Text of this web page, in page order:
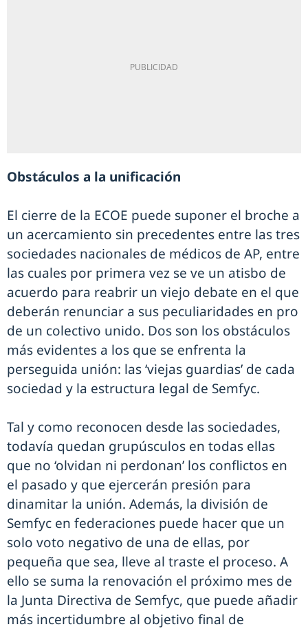
Obstáculos a la unificación
El cierre de la ECOE puede suponer el broche a
un acercamiento sin precedentes entre las tres
sociedades nacionales de médicos de AP, entre
las cuales por primera vez se ve un atisbo de
acuerdo para reabrir un viejo debate en el que
deberán renunciar a sus peculiaridades en pro
de un colectivo unido. Dos son los obstáculos
más evidentes a los que se enfrenta la
perseguida unión: las ‘viejas guardias’ de cada
sociedad y la estructura legal de Semfyc.
Tal y como reconocen desde las sociedades,
todavía quedan grupúsculos en todas ellas
que no ‘olvidan ni perdonan’ los conflictos en
el pasado y que ejercerán presión para
dinamitar la unión. Además, la división de
Semfyc en federaciones puede hacer que un
solo voto negativo de una de ellas, por
pequeña que sea, lleve al traste el proceso. A
ello se suma la renovación el próximo mes de
la Junta Directiva de Semfyc, que puede añadir
más incertidumbre al objetivo final de